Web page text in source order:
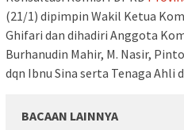
(21/1) dipimpin Wakil Ketua
Ghifari dan dihadiri Anggota
Burhanudin Mahir, M. Nasir,
dqn Ibnu Sina serta Tenaga Ahli
BACAAN LAINNYA